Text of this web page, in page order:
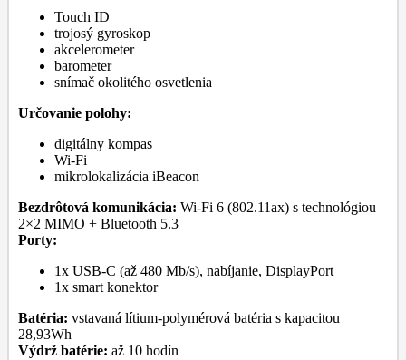
Touch ID
trojosý gyroskop
akcelerometer
barometer
snímač okolitého osvetlenia
Určovanie polohy:
digitálny kompas
Wi-Fi
mikrolokalizácia iBeacon
Bezdrôtová komunikácia: Wi-Fi 6 (802.11ax) s technológiou
2×2 MIMO + Bluetooth 5.3
Porty:
1x USB-C (až 480 Mb/s), nabíjanie, DisplayPort
1x smart konektor
Batéria: vstavaná lítium-polymérová batéria s kapacitou
28,93Wh
Výdrž batérie: až 10 hodín